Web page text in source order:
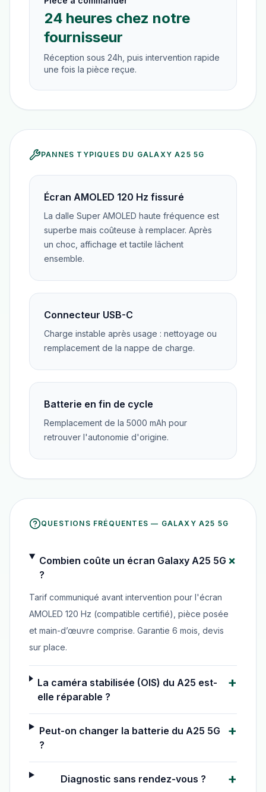
24 heures chez notre
fournisseur
Réception sous 24h, puis intervention rapide
une fois la pièce reçue.
PANNES TYPIQUES DU GALAXY A25 5G
Écran AMOLED 120 Hz fissuré
La dalle Super AMOLED haute fréquence est
superbe mais coûteuse à remplacer. Après
un choc, affichage et tactile lâchent
ensemble.
Connecteur USB-C
Charge instable après usage : nettoyage ou
remplacement de la nappe de charge.
Batterie en fin de cycle
Remplacement de la 5000 mAh pour
retrouver l'autonomie d'origine.
QUESTIONS FRÉQUENTES — GALAXY A25 5G
Combien coûte un écran Galaxy A25 5G
?
+
Tarif communiqué avant intervention pour l'écran
AMOLED 120 Hz (compatible certifié), pièce posée
et main-d’œuvre comprise. Garantie 6 mois, devis
sur place.
La caméra stabilisée (OIS) du A25 est-
elle réparable ?
+
Peut-on changer la batterie du A25 5G
?
+
Diagnostic sans rendez-vous ? +